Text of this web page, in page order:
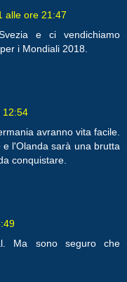
alle ore 21:47
e ci vendichiamo
i Mondiali 2018.
12:54
avranno vita facile.
l'Olanda sarà una brutta
conquistare.
Ma sono seguro che